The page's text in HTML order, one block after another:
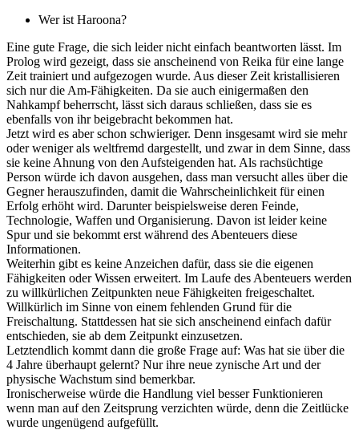
Wer ist Haroona?
Eine gute Frage, die sich leider nicht einfach beantworten lässt. Im
Prolog wird gezeigt, dass sie anscheinend von Reika für eine lange
Zeit trainiert und aufgezogen wurde. Aus dieser Zeit kristallisieren
sich nur die Am-Fähigkeiten. Da sie auch einigermaßen den
Nahkampf beherrscht, lässt sich daraus schließen, dass sie es
ebenfalls von ihr beigebracht bekommen hat.
Jetzt wird es aber schon schwieriger. Denn insgesamt wird sie mehr
oder weniger als weltfremd dargestellt, und zwar in dem Sinne, dass
sie keine Ahnung von den Aufsteigenden hat. Als rachsüchtige
Person würde ich davon ausgehen, dass man versucht alles über die
Gegner herauszufinden, damit die Wahrscheinlichkeit für einen
Erfolg erhöht wird. Darunter beispielsweise deren Feinde,
Technologie, Waffen und Organisierung. Davon ist leider keine
Spur und sie bekommt erst während des Abenteuers diese
Informationen.
Weiterhin gibt es keine Anzeichen dafür, dass sie die eigenen
Fähigkeiten oder Wissen erweitert. Im Laufe des Abenteuers werden
zu willkürlichen Zeitpunkten neue Fähigkeiten freigeschaltet.
Willkürlich im Sinne von einem fehlenden Grund für die
Freischaltung. Stattdessen hat sie sich anscheinend einfach dafür
entschieden, sie ab dem Zeitpunkt einzusetzen.
Letztendlich kommt dann die große Frage auf: Was hat sie über die
4 Jahre überhaupt gelernt? Nur ihre neue zynische Art und der
physische Wachstum sind bemerkbar.
Ironischerweise würde die Handlung viel besser Funktionieren
wenn man auf den Zeitsprung verzichten würde, denn die Zeitlücke
wurde ungenügend aufgefüllt.